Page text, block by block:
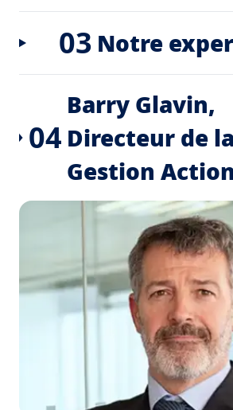
03 Notre
04
Barry Glavin,
Directeur de la
Gestion